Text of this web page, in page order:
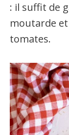
: il suffit de
moutarde
tomates.